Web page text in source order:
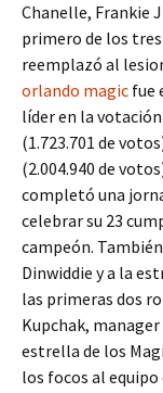
Chanelle, Frankie
primero de los
reemplazó al
orlando magic fue
líder en la
(1.723.701 de
(2.004.940 de
completó una
celebrar su 23
campeón.
Dinwiddie y a la
las primeras dos
Kupchak,
estrella de los
los focos al equipo